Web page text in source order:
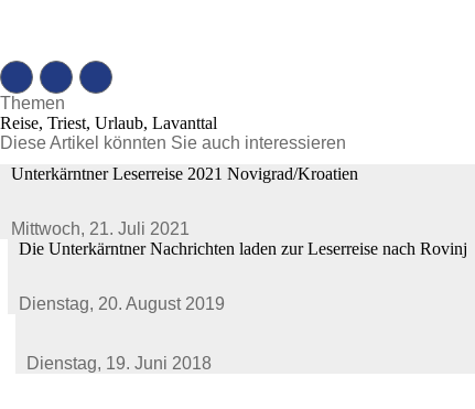
Themen
Reise, Triest, Urlaub, Lavanttal
Diese Artikel könnten Sie auch interessieren
Unterkärntner Leserreise 2021 Novigrad/Kroatien
Mittwoch, 21. Juli 2021
Die Unterkärntner Nachrichten laden zur Leserreise nach Rovinj
Dienstag, 20. August 2019
Dienstag, 19. Juni 2018